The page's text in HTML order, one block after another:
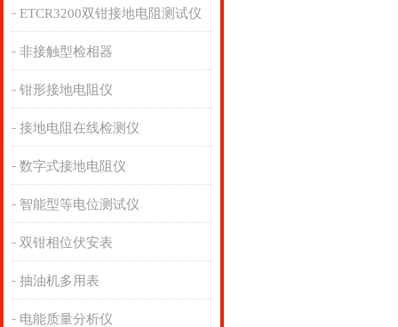
ETCR3200双钳接地电阻测试仪
非接触型检相器
钳形接地电阻仪
接地电阻在线检测仪
数字式接地电阻仪
智能型等电位测试仪
双钳相位伏安表
抽油机多用表
电能质量分析仪